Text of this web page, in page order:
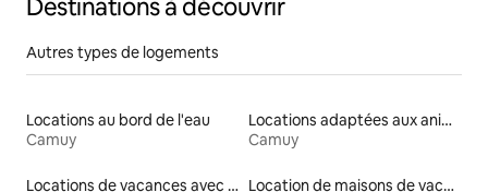
Destinations à découvrir
Autres types de logements
Locations au bord de l'eau
Camuy
Locations adaptées aux animaux
Camuy
Locations de vacances avec piscine
Location de maisons de vacances